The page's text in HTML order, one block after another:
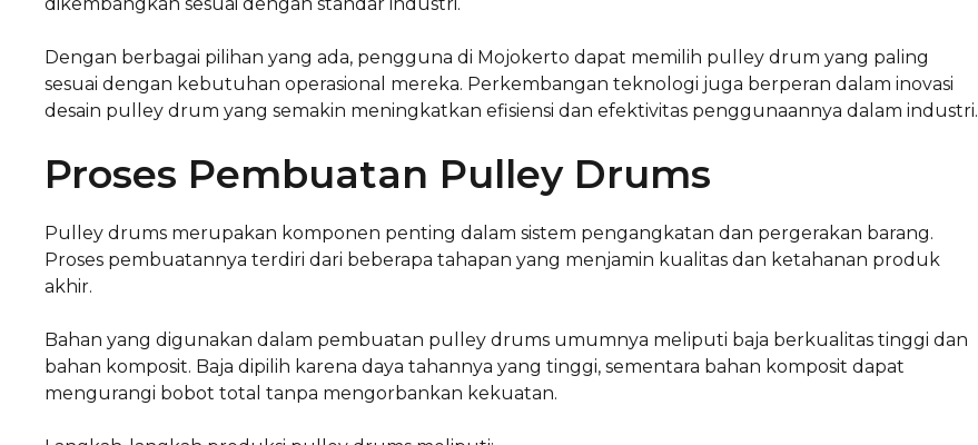
Dengan berbagai pilihan yang ada, pengguna di Mojokerto dapat memilih pulley drum yang paling
sesuai dengan kebutuhan operasional mereka. Perkembangan teknologi juga berperan dalam inovasi
desain pulley drum yang semakin meningkatkan efisiensi dan efektivitas penggunaannya dalam industri.
Proses Pembuatan Pulley Drums
Pulley drums merupakan komponen penting dalam sistem pengangkatan dan pergerakan barang.
Proses pembuatannya terdiri dari beberapa tahapan yang menjamin kualitas dan ketahanan produk
akhir.
Bahan yang digunakan dalam pembuatan pulley drums umumnya meliputi baja berkualitas tinggi dan
bahan komposit. Baja dipilih karena daya tahannya yang tinggi, sementara bahan komposit dapat
mengurangi bobot total tanpa mengorbankan kekuatan.